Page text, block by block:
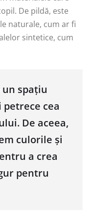
De pildă, este
naturale, cum ar fi
sintetice, cum
spațiu
cea
De aceea,
culorile și
a crea
pentru